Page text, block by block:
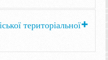
територіальної